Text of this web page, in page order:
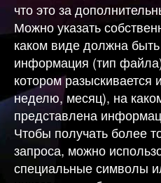
что это за
Можно указать
каком виде должна
информация (тип
котором разыскивается
неделю, месяц), на
представлена
Чтобы получать более
запроса, можно
специальные символы